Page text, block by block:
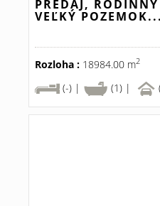
PREDAJ,
VEĽKÝ POZEMOK...
Rozloha : 18984.00 m2
(-) |
(1) |